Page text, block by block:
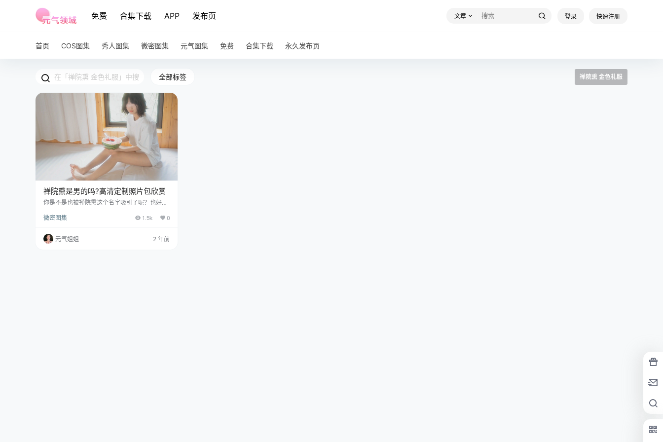
免费 合集下载 APP 发布页 文章 登录 快速注册
首页 COS图集 秀人图集 微密图集 元气图集 免费 合集下载 永久发布页
全部标签 禅院熏 金色礼服
禅院熏是男的吗?高清定制照片包欣赏
你是不是也被禅院熏这个名字吸引了呢？也好奇
吧？但其实，禅院熏是一位出生于江苏的网红美
一个温柔、情感化的小姐姐。 资源获取： 禅院
熏摄影作品，前往获取 禅院熏作品打包，前往获
微密图集 1.5k 0
元气姐姐 2 年前